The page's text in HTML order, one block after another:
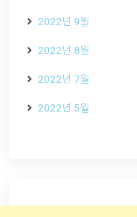
2022년 9월
2022년 8월
2022년 7월
2022년 5월